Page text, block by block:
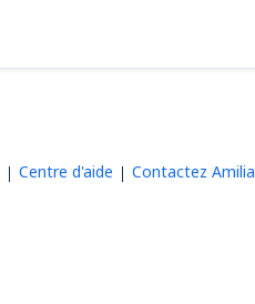
Centre d'aide Contactez Amilia